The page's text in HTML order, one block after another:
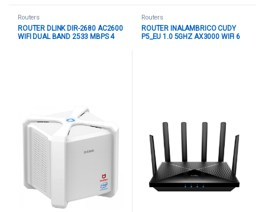
Routers
ROUTER DLINK DIR-2680 AC2600
WIFI DUAL BAND 2533 MBPS 4
Routers
ROUTER INALAMBRICO CUDY
P5_EU 1.0 5GHZ AX3000 WIFI 6